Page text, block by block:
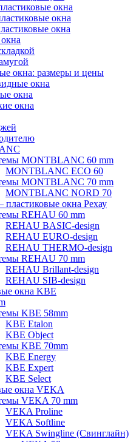
окна
окна
окна
окна: размеры и цены
окна
окна
окна
MONTBLANC 60 mm
MONTBLANC ECO 60
MONTBLANC 70 mm
MONTBLANC NORD 70
окна Рехау
REHAU 60 mm
REHAU BASIC-design
REHAU EURO-design
REHAU THERMO-design
REHAU 70 mm
REHAU Brillant-design
REHAU SIB-design
окна KBE
KBE 58mm
KBE Etalon
KBE Object
KBE 70mm
KBE Energy
KBE Expert
KBE Select
окна VEKA
VEKA 70 mm
VEKA Proline
VEKA Softline
VEKA Swingline (Свинглайн)